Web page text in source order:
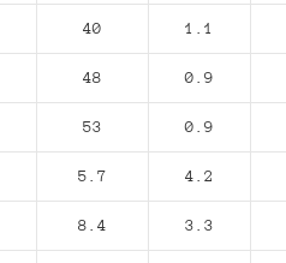
40 1.1
48 0.9
53 0.9
5.7 4.2
8.4 3.3